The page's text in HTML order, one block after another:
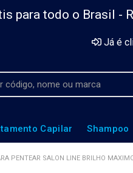
para todo o Brasil -
Já é
Capilar Shampoo
PENTEAR SALON LINE BRILHO